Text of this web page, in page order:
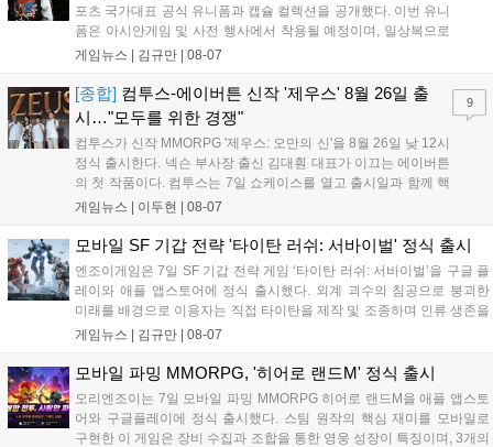
포츠 국가대표 공식 유니폼과 캡슐 컬렉션을 공개했다. 이번 유니
폼은 아시안게임 및 사전 행사에서 착용될 예정이며, 일상복으로
구성된 컬렉션은 오는 8월 28일부터 골스튜디오 공식 홈페이지
서는 대회 규정에 따라 별도의 유니폼을 착용할 계획이다....
게임뉴스 | 김규만 | 08-07
[종합] 컴투스-에이버튼 신작 '제우스' 8월 26일 출
시…"모두를 위한 경쟁"
컴투스가 신작 MMORPG '제우스: 오만의 신'을 8월 26일 낮 12시
정식 출시한다. 넥슨 부사장 출신 김대훤 대표가 이끄는 에이버튼
의 첫 작품이다. 컴투스는 7일 쇼케이스를 열고 출시일과 함께 핵
심 콘텐츠, 유료화 정책, 운영 방향을 공개했다. 캐릭터명 선점은
의 오만으로 균열이...
게임뉴스 | 이두현 | 08-07
9
모바일 SF 기갑 전략 '타이탄 러쉬: 서바이벌' 정식 출시
엔조이게임은 7일 SF 기갑 전략 게임 ‘타이탄 러쉬: 서바이벌’을 구글 플
레이와 애플 앱스토어에 정식 출시했다. 외계 괴수의 침공으로 붕괴한
미래를 배경으로 이용자는 직접 타이탄을 제작 및 조종하며 인류 생존을
위한 전투를 펼친다. 지휘관 모집, 피난처 운영, 연맹 협동 콘텐츠가 특징
지원 보상을 제공한다. 상세 내용은 공식 커뮤니티에서 확인 가능하다....
게임뉴스 | 김규만 | 08-07
모바일 파밍 MMORPG, '히어로 랜드M' 정식 출시
오리엔조이는 7일 모바일 파밍 MMORPG 히어로 랜드M을 애플 앱스토
어와 구글플레이에 정식 출시했다. 스팀 원작의 핵심 재미를 모바일로
구현한 이 게임은 장비 수집과 조합을 통한 영웅 성장이 특징이며, 3개의